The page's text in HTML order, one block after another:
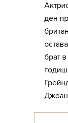
ден
брат
Джоан